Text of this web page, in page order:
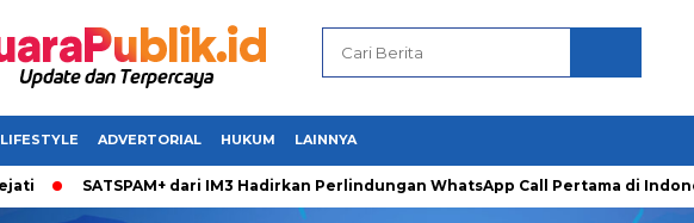
LIFESTYLE ADVERTORIAL HUKUM LAINNYA
SATSPAM+ dari IM3 Hadirkan Perlindungan WhatsApp Call Pertama di Indonesia